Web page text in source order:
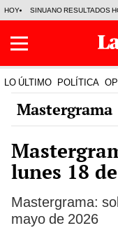
HOY SINUANO RESULTADOS
LO ÚLTIMO POLÍTICA
Mastergrama
lunes 18
Mastergrama:
mayo de 2026